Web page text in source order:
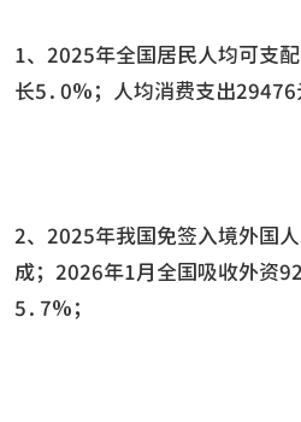
1、2025年全国居民人均可支
长5.0%；人均消费支出29476
2、2025年我国免签入境外国
成；2026年1月全国吸收外资
5.7%；